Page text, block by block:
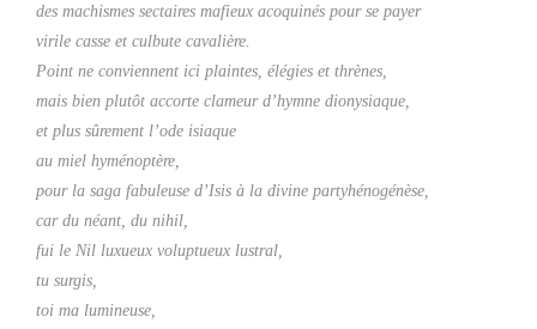
des machismes sectaires mafieux acoquinés pour se payer
virile casse et culbute cavalière.
Point ne conviennent ici plaintes, élégies et thrènes,
mais bien plutôt accorte clameur d’hymne dionysiaque,
et plus sûrement l’ode isiaque
au miel hyménoptère,
pour la saga fabuleuse d’Isis à la divine partyhénogénèse,
car du néant, du nihil,
fui le Nil luxueux voluptueux lustral,
tu surgis,
toi ma lumineuse,